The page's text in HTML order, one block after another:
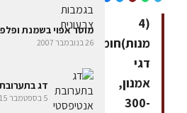
(4
מנות)חומרים:4
דגי
אמנון,
300-
מוסר אפוי בשמנת
26 בנובמבר 2007
דג
5 בספטמבר 2015